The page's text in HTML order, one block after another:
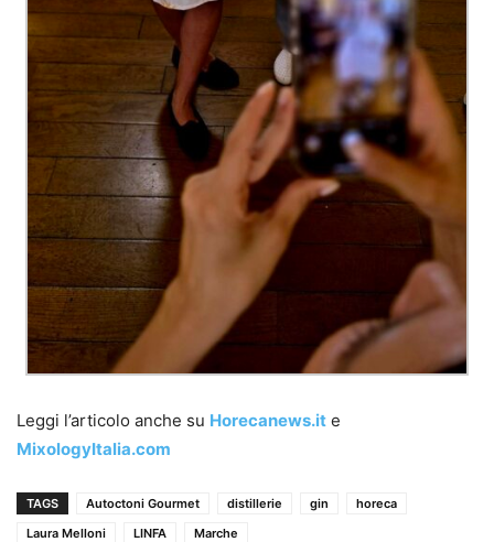
Leggi l’articolo anche su Horecanews.it e
MixologyItalia.com
TAGS Autoctoni Gourmet distillerie gin
horeca
Laura Melloni
LINFA Marche